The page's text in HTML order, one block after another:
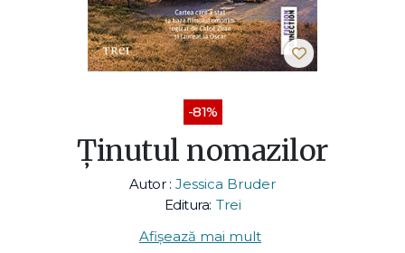
-81%
Ținutul nomazilor
Autor : Jessica Bruder
Editura: Trei
Afișează mai mult